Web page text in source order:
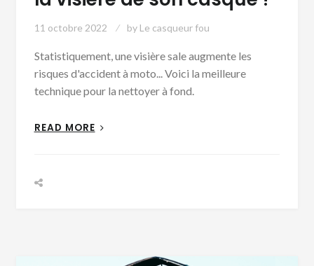
11 octobre 2022 by Le casqueur fou
Statistiquement, une visière sale augmente les
risques d'accident à moto... Voici la meilleure
technique pour la nettoyer à fond.
READ MORE